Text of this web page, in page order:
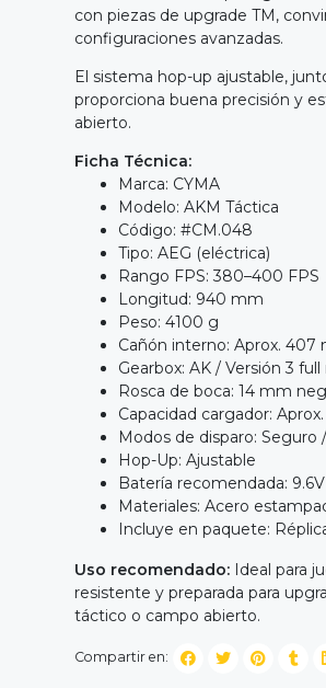
con piezas de upgrade TM,
configuraciones avanzadas.
El sistema hop-up ajustable,
proporciona buena precisión y
abierto.
Ficha Técnica:
Marca: CYMA
Modelo: AKM Táctica
Código: #CM.048
Tipo: AEG (eléctrica)
Rango FPS: 380–400 FPS
Longitud: 940 mm
Peso: 4100 g
Cañón interno: Aprox. 407
Gearbox: AK / Versión 3
Rosca de boca: 14 mm
Capacidad cargador:
Modos de disparo: Seguro
Hop-Up: Ajustable
Batería recomendada:
Materiales: Acero
Incluye en paquete:
Uso recomendado: Ideal para
resistente y preparada para
táctico o campo abierto.
Compartir en: